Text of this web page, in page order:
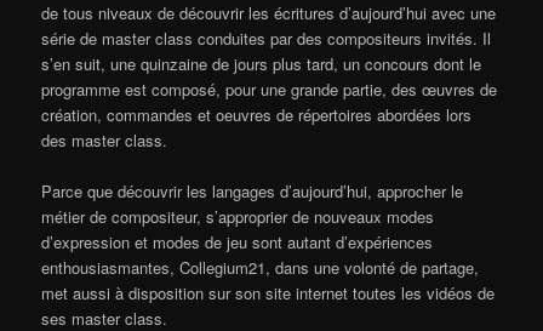
de tous niveaux de découvrir les écritures d’aujourd’hui avec une
série de master class conduites par des compositeurs invités. Il
s’en suit, une quinzaine de jours plus tard, un concours dont le
programme est composé, pour une grande partie, des œuvres de
création, commandes et oeuvres de répertoires abordées lors
des master class.
Parce que découvrir les langages d’aujourd’hui, approcher le
métier de compositeur, s’approprier de nouveaux modes
d’expression et modes de jeu sont autant d’expériences
enthousiasmantes, Collegium21, dans une volonté de partage,
met aussi à disposition sur son site internet toutes les vidéos de
ses master class.